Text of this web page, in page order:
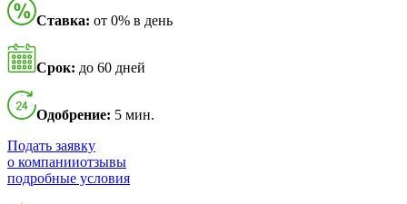
Ставка: от 0% в день
Срок: до 60 дней
Одобрение: 5 мин.
Подать заявку
о компанииотзывы
подробные условия